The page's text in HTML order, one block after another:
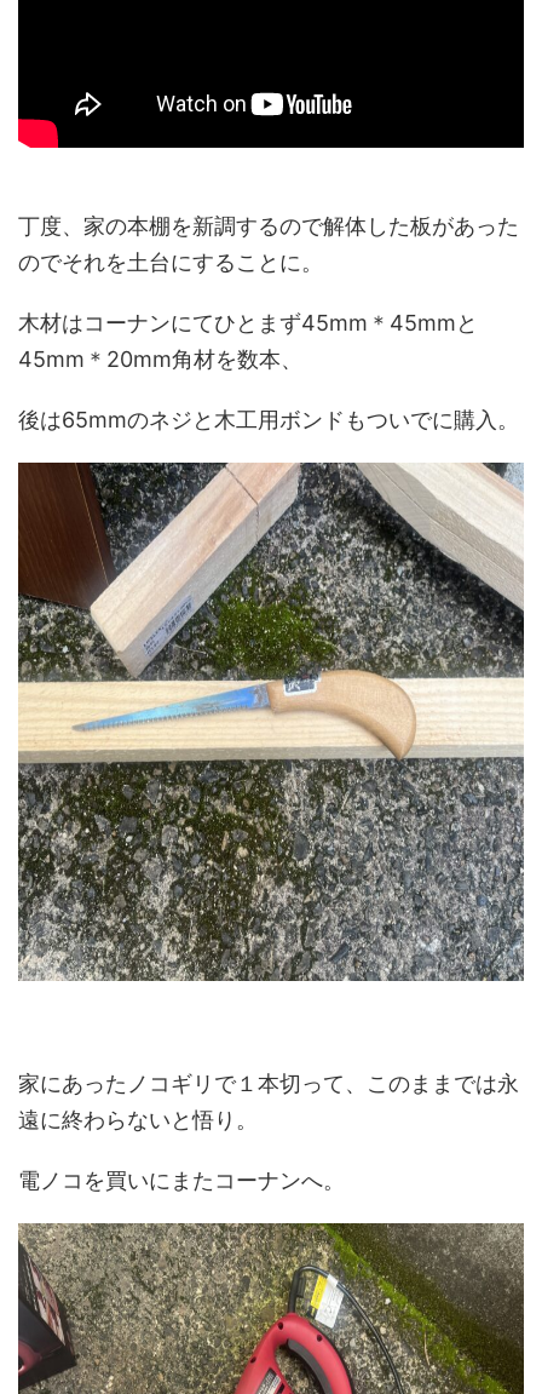
丁度、家の本棚を新調するので解体した板があった
のでそれを土台にすることに。
木材はコーナンにてひとまず45mm＊45mmと
45mm＊20mm角材を数本、
後は65mmのネジと木工用ボンドもついでに購入。
家にあったノコギリで１本切って、このままでは永
遠に終わらないと悟り。
電ノコを買いにまたコーナンへ。